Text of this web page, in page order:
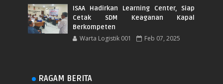
ISAA Hadirkan Learning Center, Siap
Cetak SDM Keaganan Kapal
Berkompeten
Warta Logistik 001 Feb 07, 2025
RAGAM BERITA